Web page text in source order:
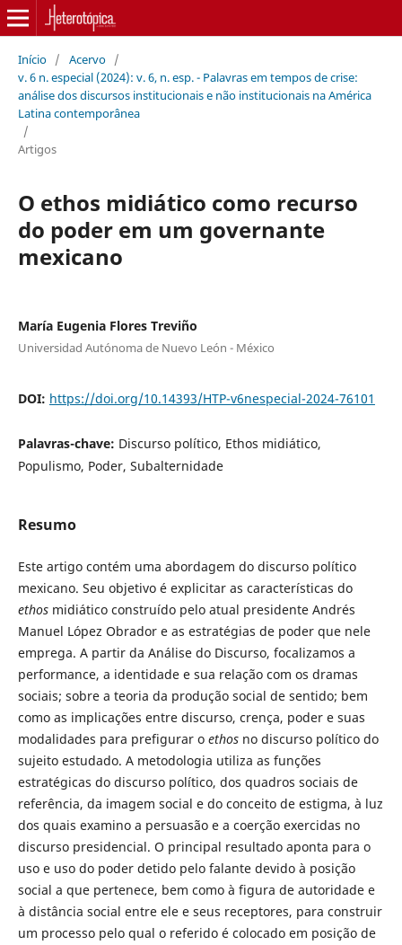
Início / Acervo /
v. 6 n. especial (2024): v. 6, n. esp. - Palavras em tempos de crise:
análise dos discursos institucionais e não institucionais na América
Latina contemporânea
/
Artigos
O ethos midiático como recurso
do poder em um governante
mexicano
María Eugenia Flores Treviño
Universidad Autónoma de Nuevo León - México
DOI: https://doi.org/10.14393/HTP-v6nespecial-2024-76101
Palavras-chave: Discurso político, Ethos midiático,
Populismo, Poder, Subalternidade
Resumo
Este artigo contém uma abordagem do discurso político
mexicano. Seu objetivo é explicitar as características do
ethosmidiático construído pelo atual presidente Andrés
Manuel López Obrador e as estratégias de poder que nele
emprega. A partir da Análise do Discurso, focalizamos a
performance, a identidade e sua relação com os dramas
sociais; sobre a teoria da produção social de sentido; bem
como as implicações entre discurso, crença, poder e suas
modalidades para prefigurar o ethosno discurso político do
sujeito estudado. A metodologia utiliza as funções
estratégicas do discurso político, dos quadros sociais de
referência, da imagem social e do conceito de estigma, à luz
dos quais examino a persuasão e a coerção exercidas no
discurso presidencial. O principal resultado aponta para o
uso e uso do poder detido pelo falante devido à posição
social a que pertenece, bem como à figura de autoridade e
à distância social entre ele e seus receptores, para construir
um processo pelo qual o referido é colocado em posição de